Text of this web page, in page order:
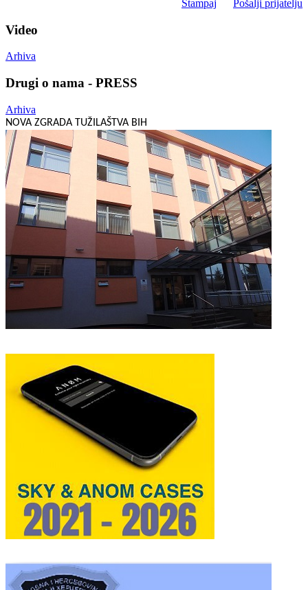
Štampaj Pošalji prijatelju
Video
Arhiva
Drugi o nama - PRESS
Arhiva
NOVA ZGRADA TUŽILAŠTVA BIH